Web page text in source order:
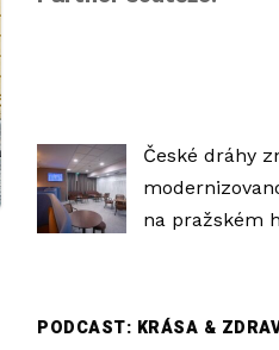
České dráhy
na pražském
PODCAST: KRÁSA &